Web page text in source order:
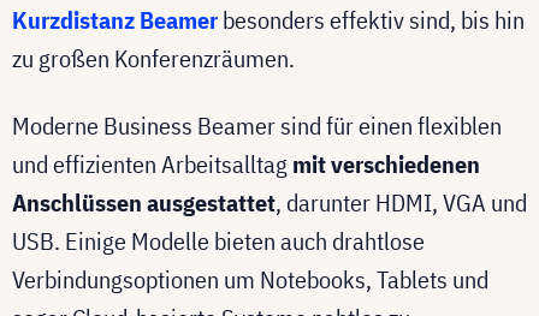
Kurzdistanz Beamerbesonders effektiv sind, bis hin
zu großen Konferenzräumen.
Moderne Business Beamer sind für einen flexiblen
und effizienten Arbeitsalltag mit verschiedenen
Anschlüssen ausgestattet, darunter HDMI, VGA und
USB. Einige Modelle bieten auch drahtlose
Verbindungsoptionen um Notebooks, Tablets und